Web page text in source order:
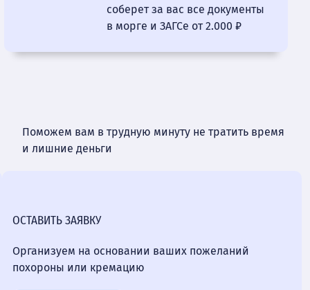
соберет за вас все документы
в морге и ЗАГСе от 2.000 ₽
Поможем вам в трудную минуту не тратить время
и лишние деньги
ОСТАВИТЬ ЗАЯВКУ
Организуем на основании ваших пожеланий
похороны или кремацию